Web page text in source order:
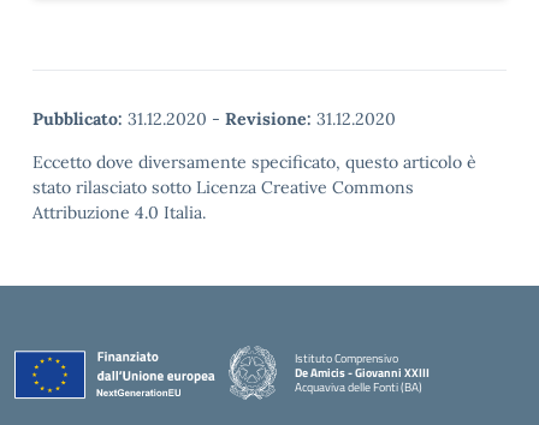
Pubblicato: 31.12.2020 - Revisione: 31.12.2020
Eccetto dove diversamente specificato, questo articolo è
stato rilasciato sotto Licenza Creative Commons
Attribuzione 4.0 Italia.
Istituto Comprensivo
De Amicis - Giovanni XXIII
Acquaviva delle Fonti (BA)
— Visita la pagina iniziale della scuola